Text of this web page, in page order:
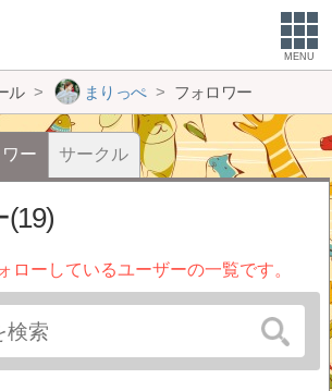
MENU
ル まりっぺ フォロワー
ー サークル
ローしているユーザーの一覧です。